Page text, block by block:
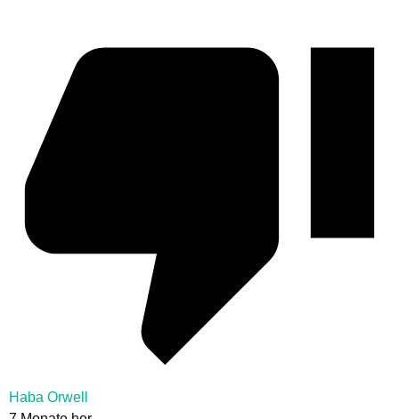
Haba Orwell